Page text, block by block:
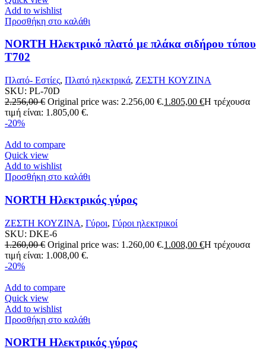
Add to wishlist
Προσθήκη στο καλάθι
NORTH Ηλεκτρικό πλατό με πλάκα σιδήρου τύπου
T702
Πλατό- Εστίες, Πλατό ηλεκτρικά, ΖΕΣΤΗ ΚΟΥΖΙΝΑ
SKU: PL-70D
2.256,00€ Original price was: 2.256,00 €.1.805,00 €Η τρέχουσα
τιμή είναι: 1.805,00 €.
-20%
Add to compare
Quick view
Add to wishlist
Προσθήκη στο καλάθι
NORTH Ηλεκτρικός γύρος
ΖΕΣΤΗ ΚΟΥΖΙΝΑ, Γύροι, Γύροι ηλεκτρικοί
SKU: DKE-6
1.260,00€ Original price was: 1.260,00 €.1.008,00 €Η τρέχουσα
τιμή είναι: 1.008,00 €.
-20%
Add to compare
Quick view
Add to wishlist
Προσθήκη στο καλάθι
NORTH Ηλεκτρικός γύρος